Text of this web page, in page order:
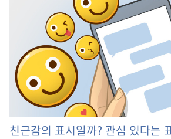
친근감의 표시일까? 관심 있다는